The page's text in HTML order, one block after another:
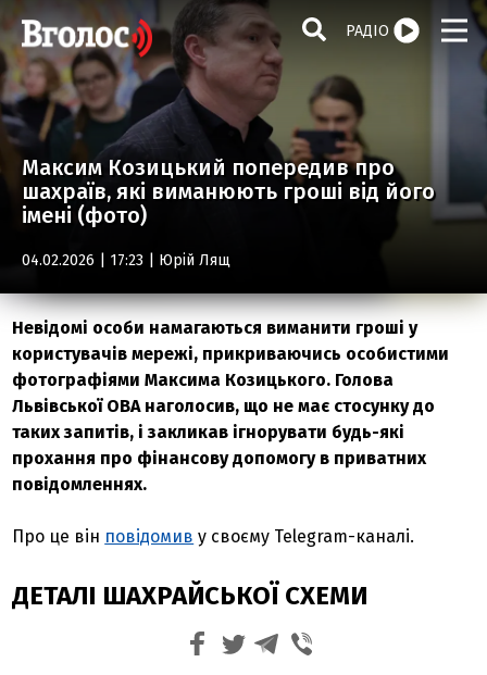
РАДІО
Максим Козицький попередив про
шахраїв, які виманюють гроші від його
імені (фото)
04.02.2026 | 17:23 | Юрій Лящ
Невідомі особи намагаються виманити гроші у
користувачів мережі, прикриваючись особистими
фотографіями Максима Козицького. Голова
Львівської ОВА наголосив, що не має стосунку до
таких запитів, і закликав ігнорувати будь-які
прохання про фінансову допомогу в приватних
повідомленнях.
Про це він повідомив у своєму Telegram-каналі.
ДЕТАЛІ ШАХРАЙСЬКОЇ СХЕМИ